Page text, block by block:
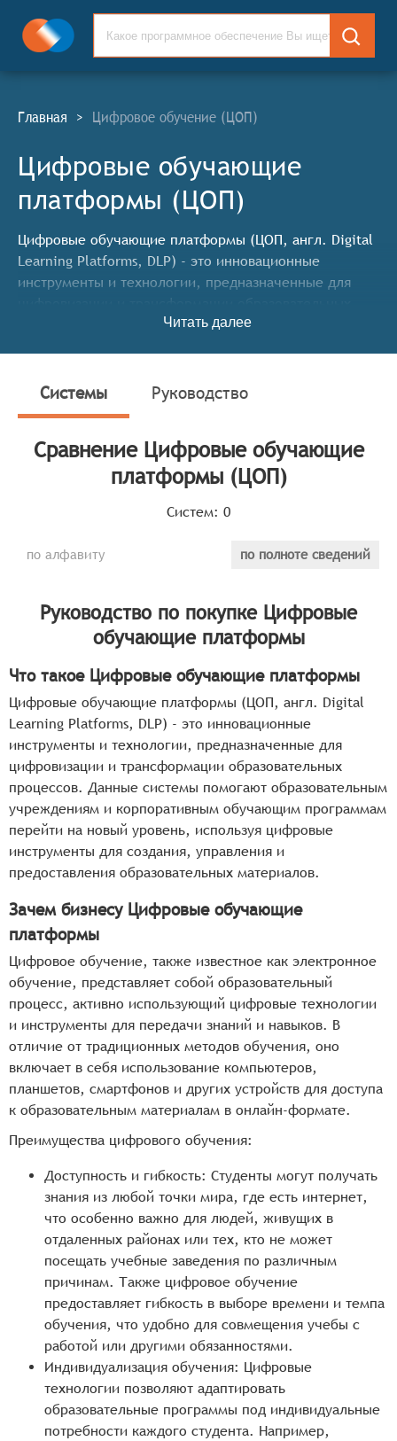
Главная > Цифровое обучение (ЦОП)
Цифровые обучающие
платформы (ЦОП)
Цифровые обучающие платформы (ЦОП, англ. Digital
Learning Platforms, DLP) - это инновационные
инструменты и технологии, предназначенные для
цифровизации и трансформации образовательных
процессов. Данные системы помогают образовательным
инструменты для создания, управления и
предоставления образовательных материалов.
Классификатор программных продуктов Соваре
определяет конкретные функциональные критерии для
систем. Для того чтобы соответствовать категории
цифровых обучающих платформ, системы должны
Интерактивность и вовлечение: Платформа должна
пользователями, включая обратную связь,
обсуждение материалов и совместную работу над
проектами.
Разнообразие форматов контента: Система должна
поддерживать различные форматы
образовательного контента, такие как тексты,
видео, аудио, интерактивные упражнения и тесты.
Адаптивность и персонализация: Платформа
должна адаптироваться под индивидуальные
потребности и уровень подготовки каждого
пользователя, предлагая персонализированные
учебные планы и рекомендации.
Интеграция с внешними ресурсами: Система
должна предоставлять возможность интеграции с
внешними образовательными ресурсами, такими
как электронные библиотеки, базы данных и
другие платформы.
Поддержка социальных сетей и мессенджеров:
Платформа может интегрироваться с популярными
социальными сетями и мессенджерами для
облегчения общения и обмена информацией
между участниками образовательного процесса.
Геймификация обучения: Система может
использовать элементы геймификации, такие как
баллы, уровни, достижения и награды, для
мотивации пользователей к обучению.
Платформа может использовать технологии
виртуальной и дополненной реальности для
создания интерактивных обучающих сред и
симуляций.
Читать далее
Системы Руководство
Сравнение Цифровые обучающие
платформы (ЦОП)
Систем: 0
по алфавиту по полноте сведений
Руководство по покупке Цифровые
обучающие платформы
Что такое Цифровые обучающие платформы
Цифровые обучающие платформы (ЦОП, англ. Digital
Learning Platforms, DLP) - это инновационные
инструменты и технологии, предназначенные для
цифровизации и трансформации образовательных
процессов. Данные системы помогают образовательным
учреждениям и корпоративным обучающим программам
перейти на новый уровень, используя цифровые
инструменты для создания, управления и
предоставления образовательных материалов.
Зачем бизнесу Цифровые обучающие
платформы
Цифровое обучение, также известное как электронное
обучение, представляет собой образовательный
процесс, активно использующий цифровые технологии
и инструменты для передачи знаний и навыков. В
отличие от традиционных методов обучения, оно
включает в себя использование компьютеров,
планшетов, смартфонов и других устройств для доступа
к образовательным материалам в онлайн-формате.
Преимущества цифрового обучения:
Доступность и гибкость: Студенты могут получать
знания из любой точки мира, где есть интернет,
что особенно важно для людей, живущих в
отдаленных районах или тех, кто не может
посещать учебные заведения по различным
причинам. Также цифровое обучение
предоставляет гибкость в выборе времени и темпа
обучения, что удобно для совмещения учебы с
работой или другими обязанностями.
Индивидуализация обучения: Цифровые
технологии позволяют адаптировать
образовательные программы под индивидуальные
потребности каждого студента. Например,